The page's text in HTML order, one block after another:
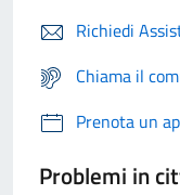
Richiedi
Chiama il
Prenota un
Problemi in